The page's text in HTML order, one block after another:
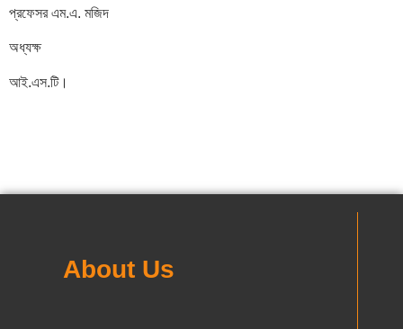
প্রফেসর এম.এ. মজিদ
অধ্যক্ষ
আই.এস.টি।
About Us